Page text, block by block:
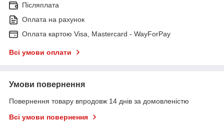
Післяплата
Оплата на рахунок
Оплата картою Visa, Mastercard - WayForPay
Всі умови оплати
Умови повернення
Повернення товару впродовж 14 днів за домовленістю
Всі умови повернення